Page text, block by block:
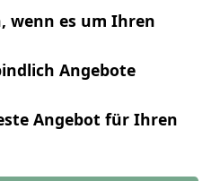
wenn es um Ihren
Angebote
Angebot für Ihren